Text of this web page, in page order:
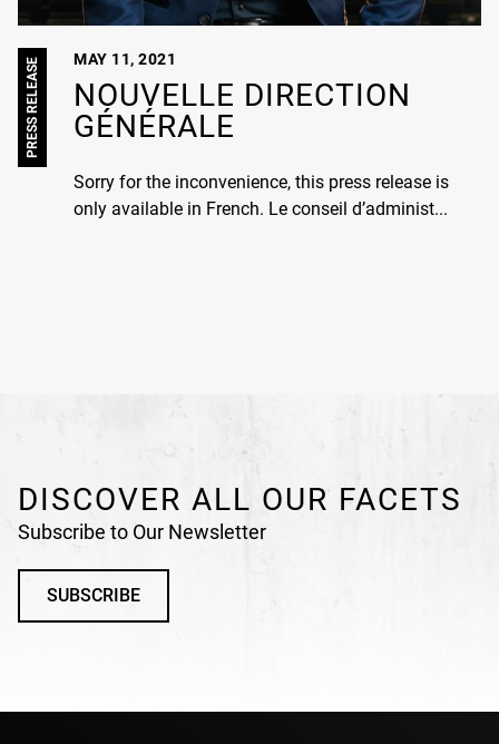
PRESS RELEASE
NOUVELLE DIRECTION
GÉNÉRALE
MAY 11, 2021
Sorry for the inconvenience, this press release is
only available in French. Le conseil d’administ...
DISCOVER ALL OUR FACETS
Subscribe to Our Newsletter
SUBSCRIBE